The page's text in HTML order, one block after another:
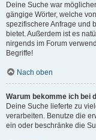
Deine Suche war
gängige Wörter, welche
spezifischere Anfrage und
bietet. Außerdem ist es
nirgends im Forum
Begriffe!
Nach oben
Warum bekomme ich bei
Deine Suche lieferte zu
verarbeiten. Benutze die
ein oder beschränke die